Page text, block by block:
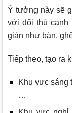
Ý tưởng này sẽ
với đối thủ cạnh
giản như bàn,
Tiếp theo, tạo ra
Khu vực sáng
…